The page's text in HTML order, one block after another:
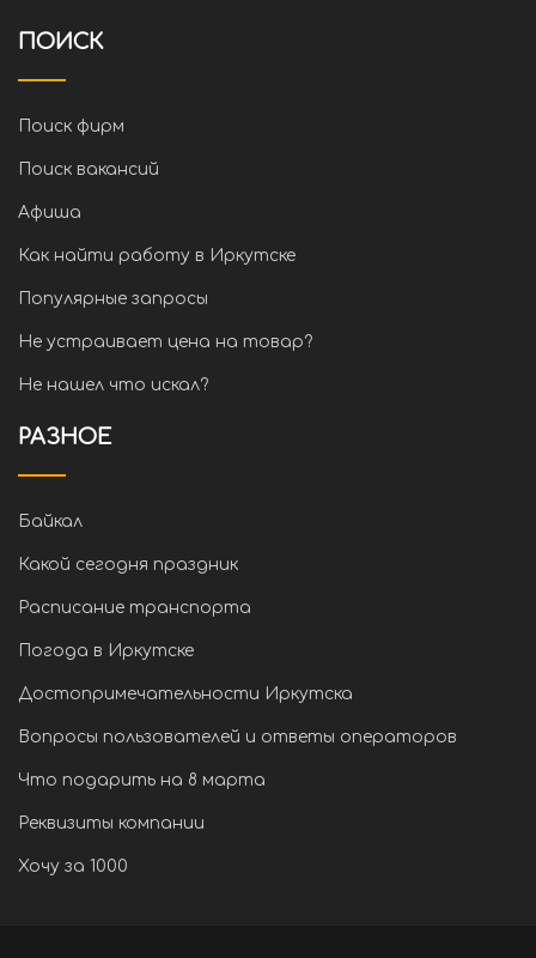
ПОИСК
Поиск фирм
Поиск вакансий
Афиша
Как найти работу в Иркутске
Популярные запросы
Не устраивает цена на товар?
Не нашел что искал?
РАЗНОЕ
Байкал
Какой сегодня праздник
Расписание транспорта
Погода в Иркутске
Достопримечательности Иркутска
Вопросы пользователей и ответы операторов
Что подарить на 8 марта
Реквизиты компании
Хочу за 1000